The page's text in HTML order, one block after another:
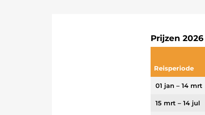
Prijzen 2026
Reisperiode
01 jan – 14 mrt
15 mrt – 14 jul